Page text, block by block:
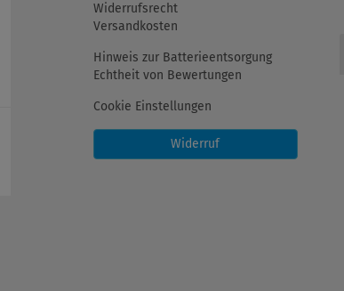
Widerrufsrecht
Versandkosten
Hinweis zur Batterieentsorgung
Echtheit von Bewertungen
Cookie Einstellungen
Widerruf